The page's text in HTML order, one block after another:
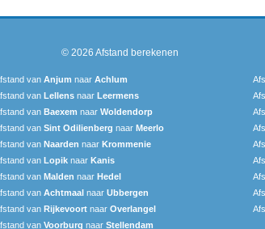
© 2026 Afstand berekenen
van Anjum naar Achlum
van Lellens naar Leermens
van Baexem naar Woldendorp
van Sint Odilienberg naar Meerlo
van Naarden naar Krommenie
van Lopik naar Kanis
van Malden naar Hedel
van Achtmaal naar Ubbergen
van Rijkevoort naar Overlangel
van Voorburg naar Stellendam